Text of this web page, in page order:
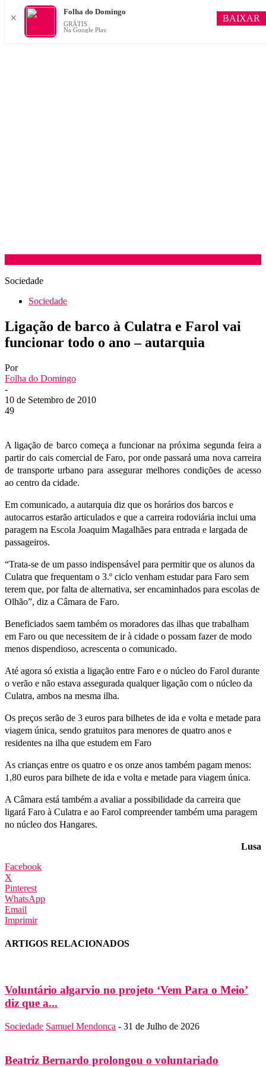
Sociedade
Sociedade
Ligação de barco à Culatra e Farol vai
funcionar todo o ano – autarquia
Por
Folha do Domingo
-
10 de Setembro de 2010
49
A ligação de barco começa a funcionar na próxima segunda feira a
partir do cais comercial de Faro, por onde passará uma nova carreira
de transporte urbano para assegurar melhores condições de acesso
ao centro da cidade.
Em comunicado, a autarquia diz que os horários dos barcos e
autocarros estarão articulados e que a carreira rodoviária inclui uma
paragem na Escola Joaquim Magalhães para entrada e largada de
passageiros.
“Trata-se de um passo indispensável para permitir que os alunos da
Culatra que frequentam o 3.º ciclo venham estudar para Faro sem
terem que, por falta de alternativa, ser encaminhados para escolas de
Olhão”, diz a Câmara de Faro.
Beneficiados saem também os moradores das ilhas que trabalham
em Faro ou que necessitem de ir à cidade o possam fazer de modo
menos dispendioso, acrescenta o comunicado.
Até agora só existia a ligação entre Faro e o núcleo do Farol durante
o verão e não estava assegurada qualquer ligação com o núcleo da
Culatra, ambos na mesma ilha.
Os preços serão de 3 euros para bilhetes de ida e volta e metade para
viagem única, sendo gratuitos para menores de quatro anos e
residentes na ilha que estudem em Faro
As crianças entre os quatro e os onze anos também pagam menos:
1,80 euros para bilhete de ida e volta e metade para viagem única.
A Câmara está também a avaliar a possibilidade da carreira que
ligará Faro à Culatra e ao Farol compreender também uma paragem
no núcleo dos Hangares.
Lusa
Facebook
X
Pinterest
WhatsApp
Email
Imprimir
ARTIGOS RELACIONADOS
Voluntário algarvio no projeto ‘Vem Para o Meio’
diz que a...
Sociedade Samuel Mendonça - 31 de Julho de 2026
Beatriz Bernardo prolongou o voluntariado
✕
Folha do Domingo
GRÁTIS
Na Google Play
BAIXAR